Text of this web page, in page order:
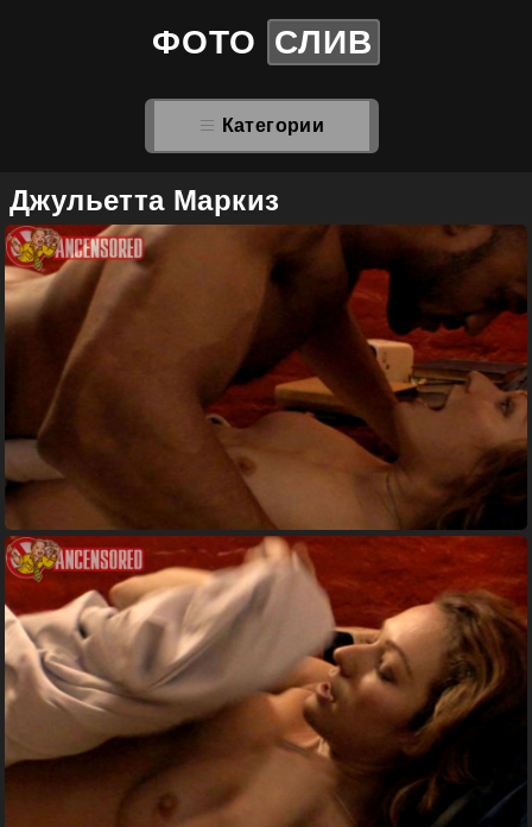
ФОТО СЛИВ
Категории
Джульетта Маркиз